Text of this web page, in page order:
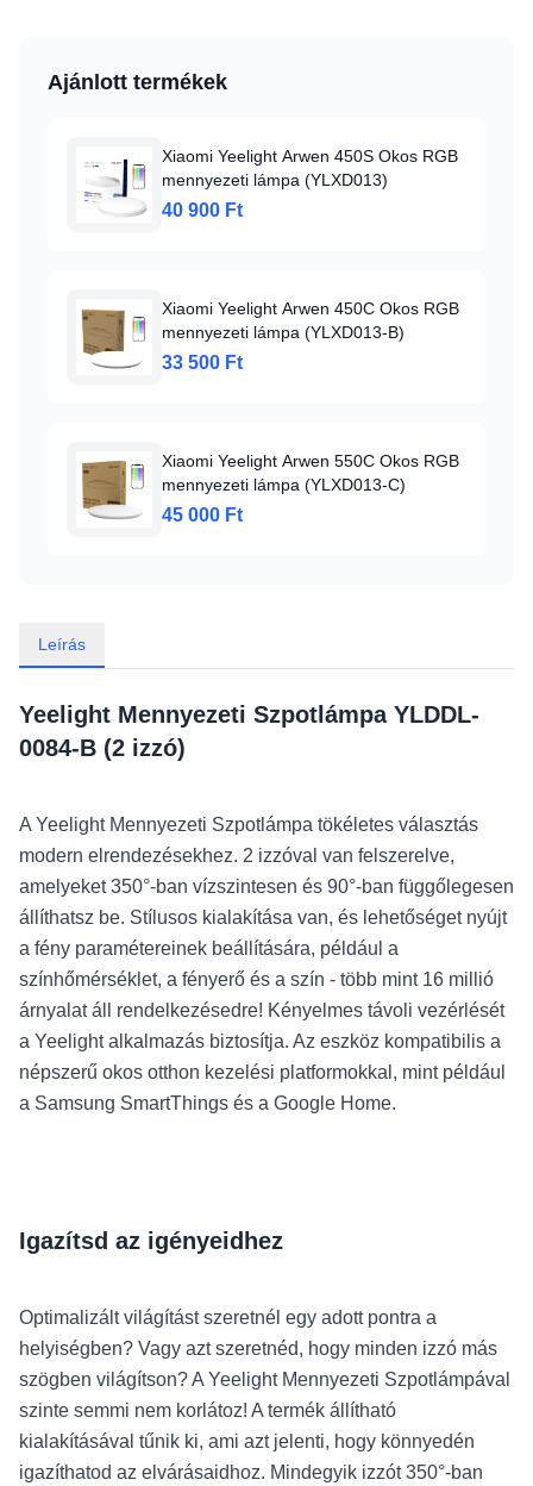
Ajánlott termékek
Xiaomi Yeelight Arwen 450S Okos RGB
mennyezeti lámpa (YLXD013)
40 900 Ft
Xiaomi Yeelight Arwen 450C Okos RGB
mennyezeti lámpa (YLXD013-B)
33 500 Ft
Xiaomi Yeelight Arwen 550C Okos RGB
mennyezeti lámpa (YLXD013-C)
45 000 Ft
Leírás
Yeelight Mennyezeti Szpotlámpa YLDDL-
0084-B (2 izzó)
A Yeelight Mennyezeti Szpotlámpa tökéletes választás
modern elrendezésekhez. 2 izzóval van felszerelve,
amelyeket 350°-ban vízszintesen és 90°-ban függőlegesen
állíthatsz be. Stílusos kialakítása van, és lehetőséget nyújt
a fény paramétereinek beállítására, például a
színhőmérséklet, a fényerő és a szín - több mint 16 millió
árnyalat áll rendelkezésedre! Kényelmes távoli vezérlését
a Yeelight alkalmazás biztosítja. Az eszköz kompatibilis a
népszerű okos otthon kezelési platformokkal, mint például
a Samsung SmartThings és a Google Home.
Igazítsd az igényeidhez
Optimalizált világítást szeretnél egy adott pontra a
helyiségben? Vagy azt szeretnéd, hogy minden izzó más
szögben világítson? A Yeelight Mennyezeti Szpotlámpával
szinte semmi nem korlátoz! A termék állítható
kialakításával tűnik ki, ami azt jelenti, hogy könnyedén
igazíthatod az elvárásaidhoz. Mindegyik izzót 350°-ban